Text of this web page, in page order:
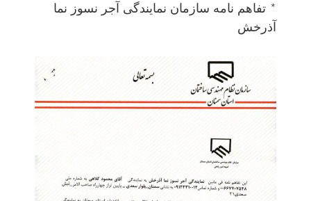
* تفاهم نامه سازمان نمایندگی آجر نسوز نما
آذرخش